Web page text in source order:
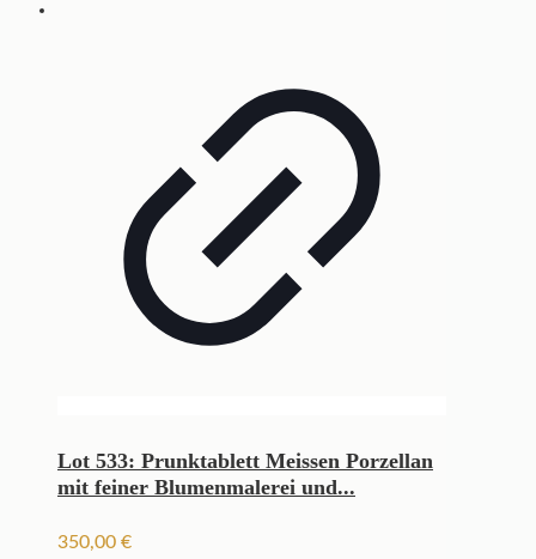
Lot 533: Prunktablett Meissen Porzellan
mit feiner Blumenmalerei und...
350,00 €